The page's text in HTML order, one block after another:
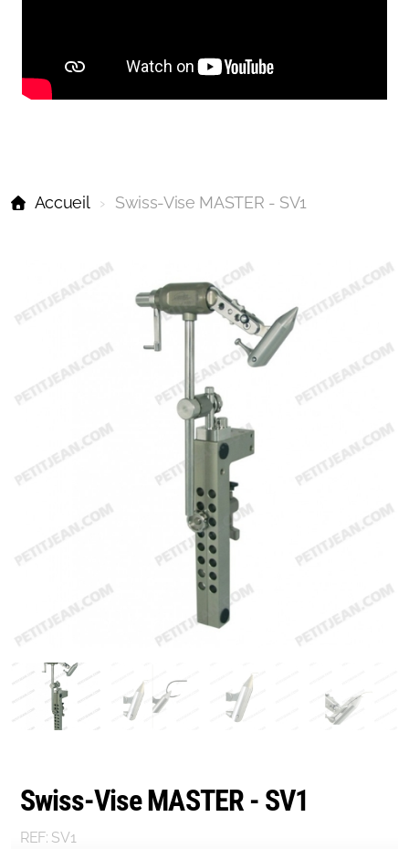
Accueil Swiss-Vise MASTER - SV1
Swiss-Vise MASTER - SV1
REF: SV1